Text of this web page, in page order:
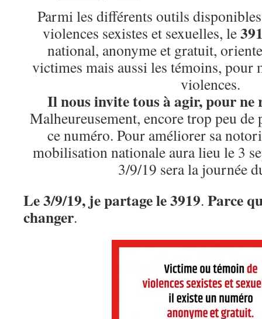
Parmi les différents outils
violences sexistes et sexuelles, le
national, anonyme et gratuit,
victimes mais aussi les témoins, pour
violences.
Il nous invite tous à agir, pour ne
Malheureusement, encore trop peu de
ce numéro. Pour améliorer sa
mobilisation nationale aura lieu le 3
3/9/19 sera la journée
Le 3/9/19, je partage le 3919. Parce
changer.